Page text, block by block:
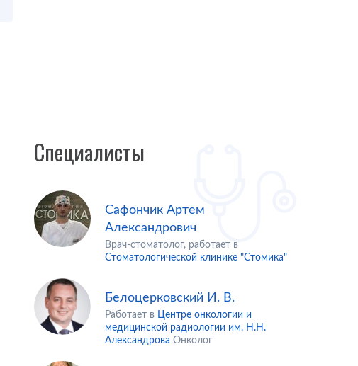
Специалисты
Сафончик Артем
Александрович
Врач-стоматолог, работает в
Стоматологической клинике "Стомика"
Белоцерковский И. В.
Работает в Центре онкологии и
медицинской радиологии им. Н.Н.
Александрова Онколог